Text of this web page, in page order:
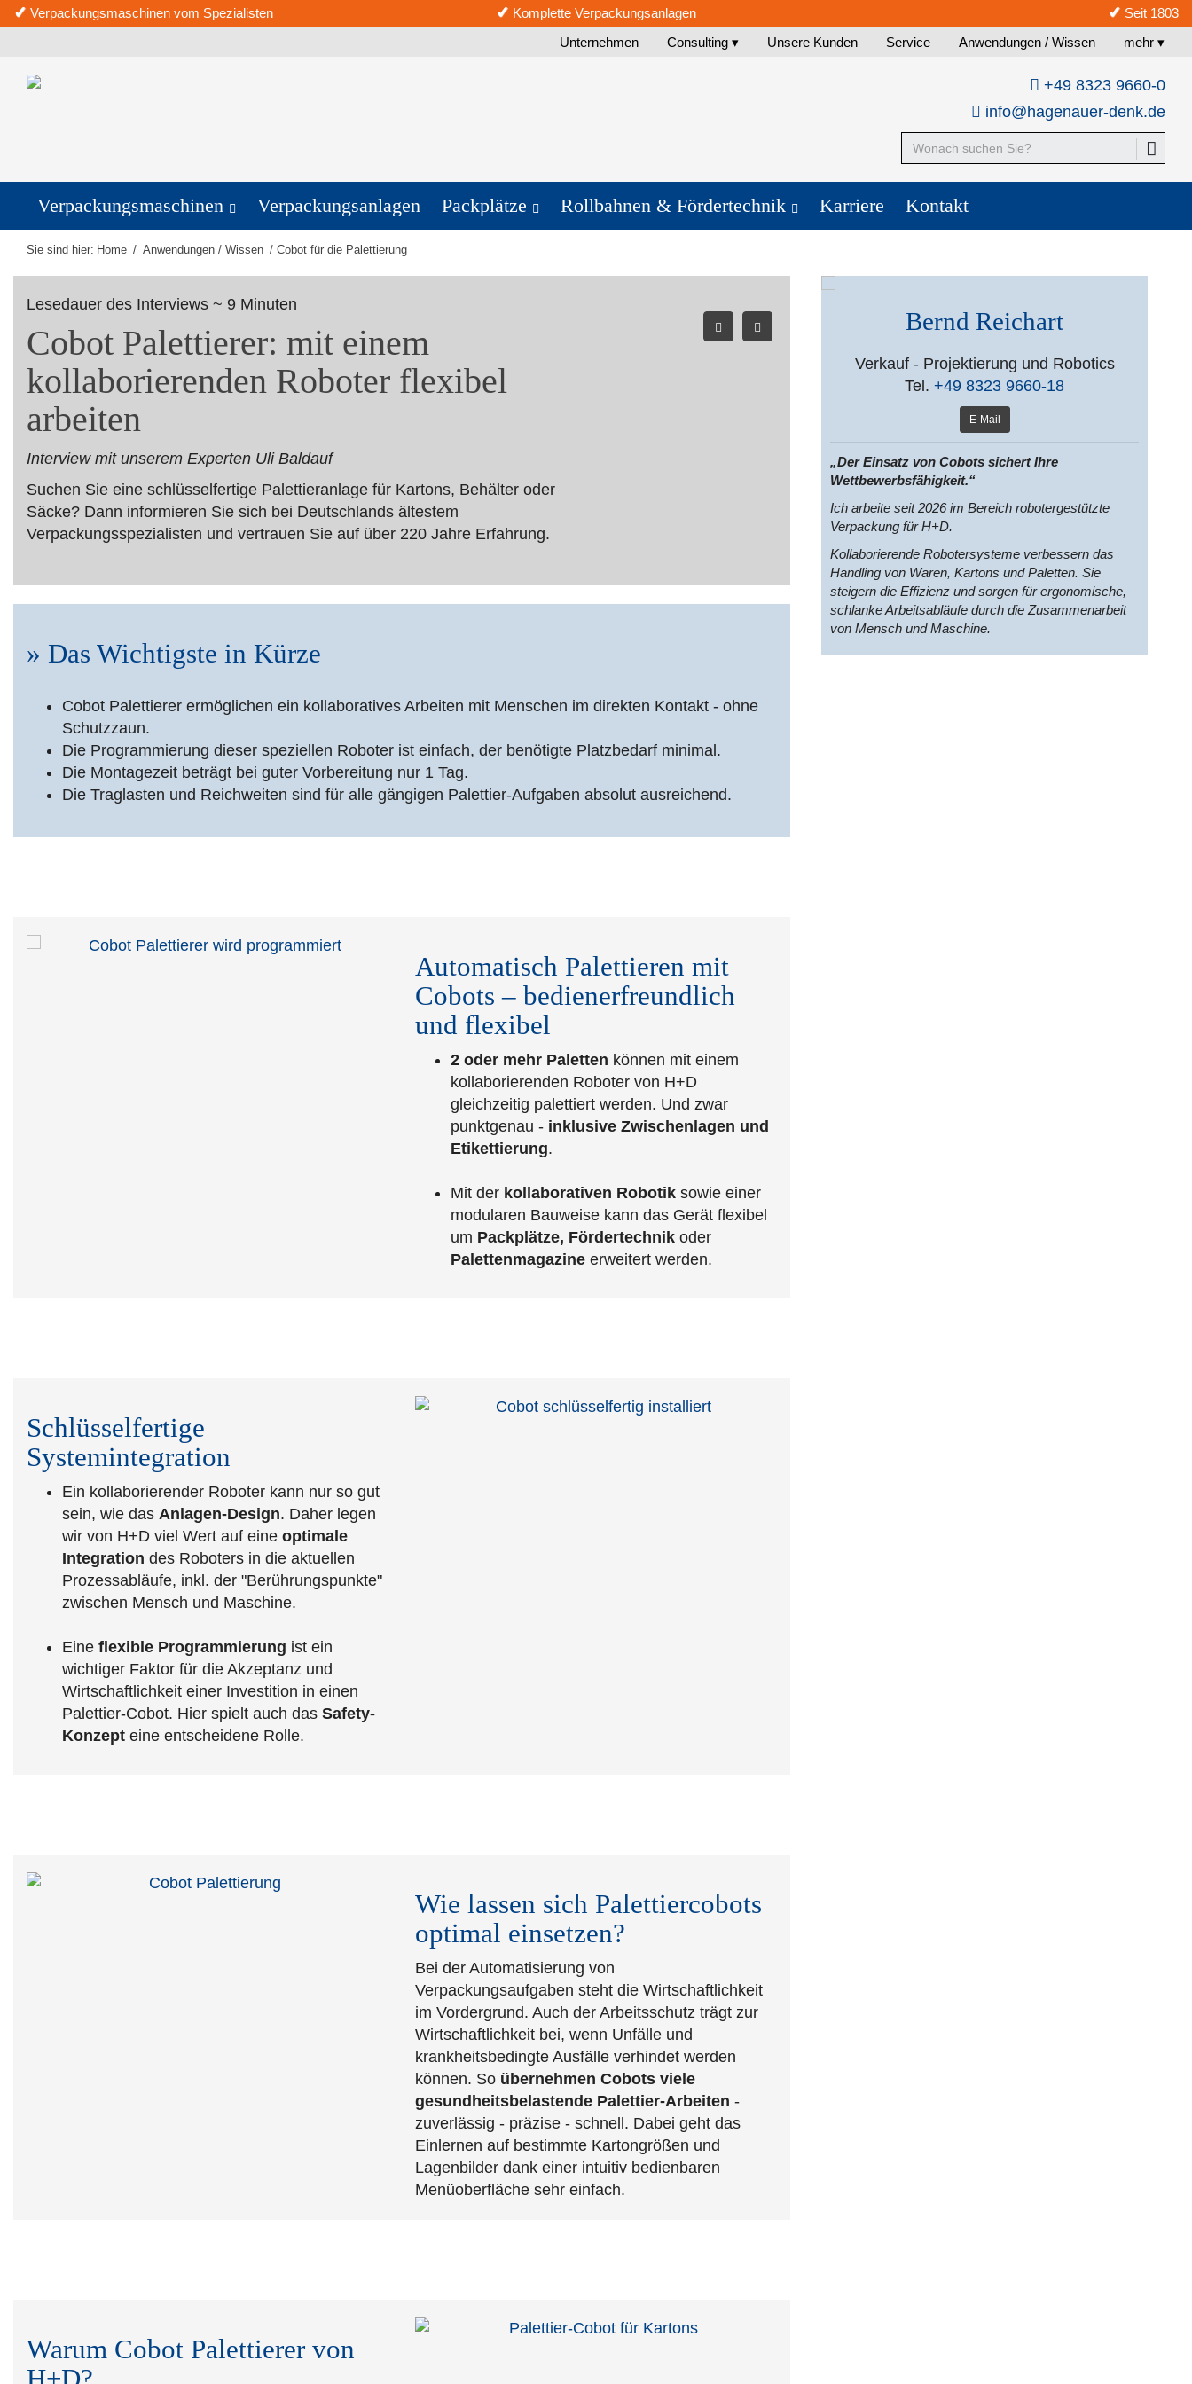
✓ Verpackungsmaschinen vom Spezialisten ✓ Komplette Verpackungsanlagen ✓ Seit 1803
Unternehmen
Consulting ▾ Unsere Kunden Service Anwendungen / Wissen mehr ▾
+49 8323 9660-0
info@hagenauer-denk.de
Verpackungsmaschinen Verpackungsanlagen Packplätze Rollbahnen & Fördertechnik Karriere Kontakt
Sie sind hier: Home / Anwendungen / Wissen / Cobot für die Palettierung
Lesedauer des Interviews ~ 9 Minuten
Cobot Palettierer: mit einem
kollaborierenden Roboter flexibel
arbeiten
Interview mit unserem Experten Uli Baldauf
Suchen Sie eine schlüsselfertige Palettieranlage für Kartons, Behälter oder
Säcke? Dann informieren Sie sich bei Deutschlands ältestem
Verpackungsspezialisten und vertrauen Sie auf über 220 Jahre Erfahrung.
» Das Wichtigste in Kürze
Cobot Palettierer ermöglichen ein kollaboratives Arbeiten mit Menschen im direkten Kontakt - ohne
Schutzzaun.
Die Programmierung dieser speziellen Roboter ist einfach, der benötigte Platzbedarf minimal.
Die Montagezeit beträgt bei guter Vorbereitung nur 1 Tag.
Die Traglasten und Reichweiten sind für alle gängigen Palettier-Aufgaben absolut ausreichend.
Automatisch Palettieren mit
Cobots – bedienerfreundlich
und flexibel
2 oder mehr Paletten können mit einem
kollaborierenden Roboter von H+D
gleichzeitig palettiert werden. Und zwar
punktgenau - inklusive Zwischenlagen und
Etikettierung.
Mit der kollaborativen Robotik sowie einer
modularen Bauweise kann das Gerät flexibel
um Packplätze, Fördertechnik oder
Palettenmagazine erweitert werden.
Schlüsselfertige
Systemintegration
Ein kollaborierender Roboter kann nur so gut
sein, wie das Anlagen-Design. Daher legen
wir von H+D viel Wert auf eine optimale
Integration des Roboters in die aktuellen
Prozessabläufe, inkl. der "Berührungspunkte"
zwischen Mensch und Maschine.
Eine flexible Programmierung ist ein
wichtiger Faktor für die Akzeptanz und
Wirtschaftlichkeit einer Investition in einen
Palettier-Cobot. Hier spielt auch das Safety-
Konzept eine entscheidene Rolle.
Wie lassen sich Palettiercobots
optimal einsetzen?
Bei der Automatisierung von
Verpackungsaufgaben steht die Wirtschaftlichkeit
im Vordergrund. Auch der Arbeitsschutz trägt zur
Wirtschaftlichkeit bei, wenn Unfälle und
krankheitsbedingte Ausfälle verhindet werden
können. So übernehmen Cobots viele
gesundheitsbelastende Palettier-Arbeiten -
zuverlässig - präzise - schnell. Dabei geht das
Einlernen auf bestimmte Kartongrößen und
Lagenbilder dank einer intuitiv bedienbaren
Menüoberfläche sehr einfach.
Warum Cobot Palettierer von
Bernd Reichart
Verkauf - Projektierung und Robotics
Tel. +49 8323 9660-18
E-Mail
„Der Einsatz von Cobots sichert Ihre
Wettbewerbsfähigkeit.“
Ich arbeite seit 2026 im Bereich robotergestützte
Verpackung für H+D.
Kollaborierende Robotersysteme verbessern das
Handling von Waren, Kartons und Paletten. Sie
steigern die Effizienz und sorgen für ergonomische,
schlanke Arbeitsabläufe durch die Zusammenarbeit
von Mensch und Maschine.